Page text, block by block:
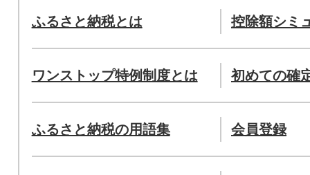
ふるさと納税とは 控除額シミ
ワンストップ特例制度とは 初めての確
ふるさと納税の用語集 会員登録